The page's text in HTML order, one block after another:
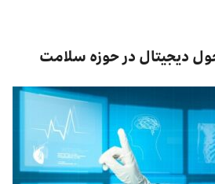
دیجیتال در حوزه سلامت